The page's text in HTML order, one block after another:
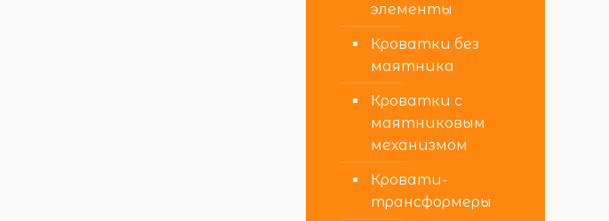
элементы
Кроватки без
маятника
Кроватки с
маятниковым
механизмом
Кровати-
трансформеры